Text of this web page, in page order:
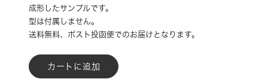
成形したサンプルです。
型は付属しません。
送料無料、ポスト投函便でのお届けとなります。
カートに追加